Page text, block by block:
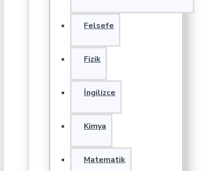
Felsefe
Fizik
İngilizce
Kimya
Matematik